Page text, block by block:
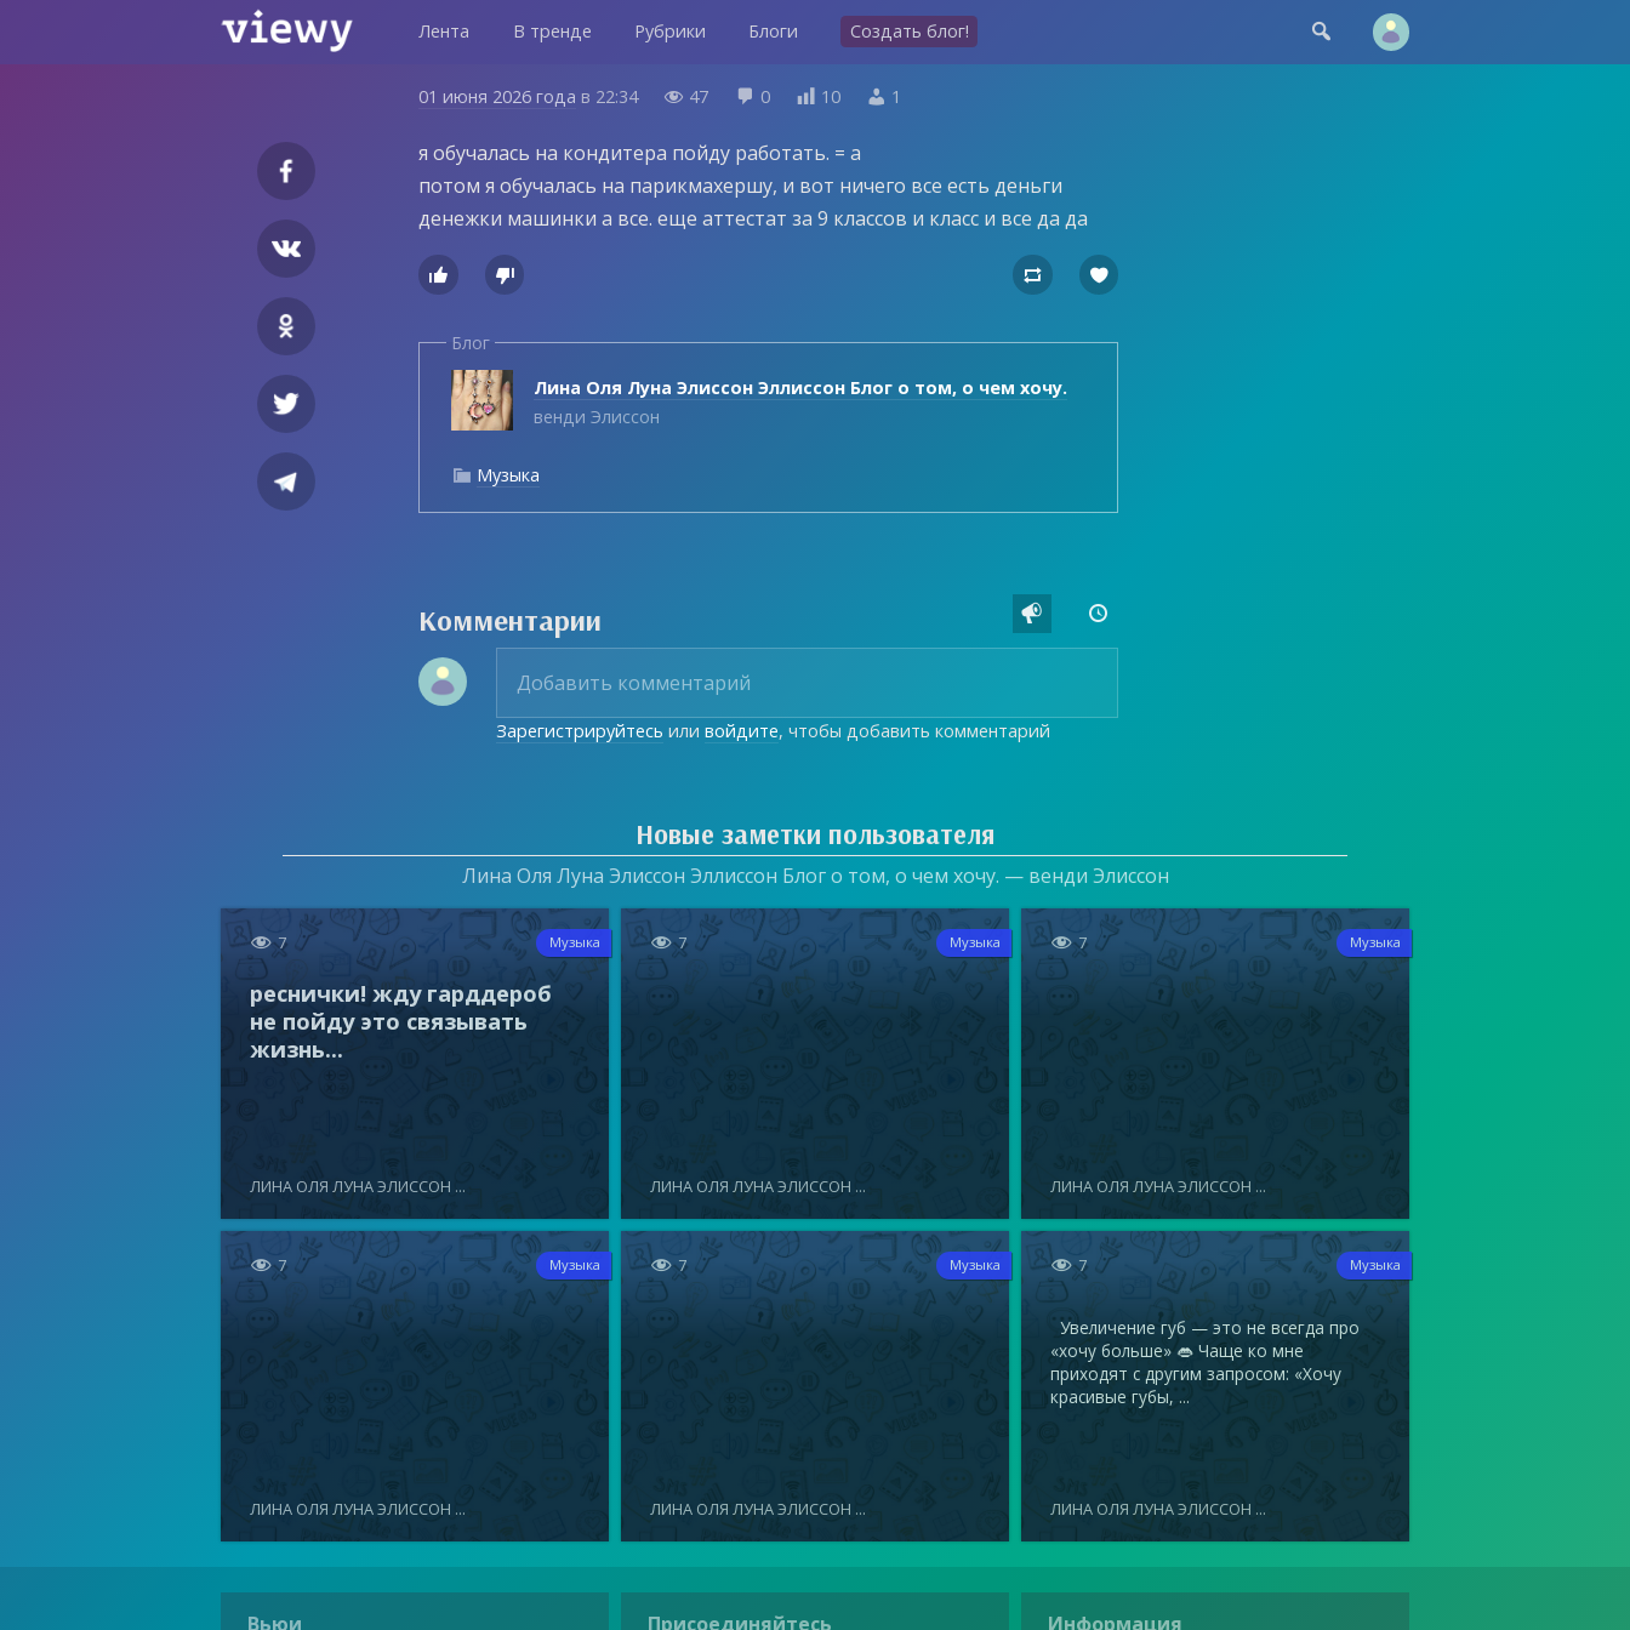
Лента В тренде Рубрики Блоги Создать блог! 
01 июня 2026 года в 22:34  47  0  10  1
я обучалась на кондитера пойду работать. = а
потом я обучалась на парикмахершу, и вот ничего все есть деньги
денежки машинки а все. еще аттестат за 9 классов и класс и все да да
   
Блог
Лина Оля Луна Элиссон Эллиссон Блог о том, о чем хочу.
венди Элиссон
 Музыка
Комментарии  
Зарегистрируйтесь иливойдите, чтобы добавить комментарий
Новые заметки пользователя
Лина Оля Луна Элиссон Эллиссон Блог о том, о чем хочу. — венди Элиссон
 7 Музыка
реснички! жду гарддероб
не пойду это связывать
жизнь...
ЛИНА ОЛЯ ЛУНА ЭЛИССОН ...
 7 Музыка
ЛИНА ОЛЯ ЛУНА ЭЛИССОН ...
 7 Музыка
ЛИНА ОЛЯ ЛУНА ЭЛИССОН ...
 7 Музыка
ЛИНА ОЛЯ ЛУНА ЭЛИССОН ...
 7 Музыка
ЛИНА ОЛЯ ЛУНА ЭЛИССОН ...
 7 Музыка
Увеличение губ — это не всегда про
«хочу больше» 👄 Чаще ко мне
приходят с другим запросом: «Хочу
красивые губы, ...
ЛИНА ОЛЯ ЛУНА ЭЛИССОН ...
Вьюи Присоединяйтесь Информация